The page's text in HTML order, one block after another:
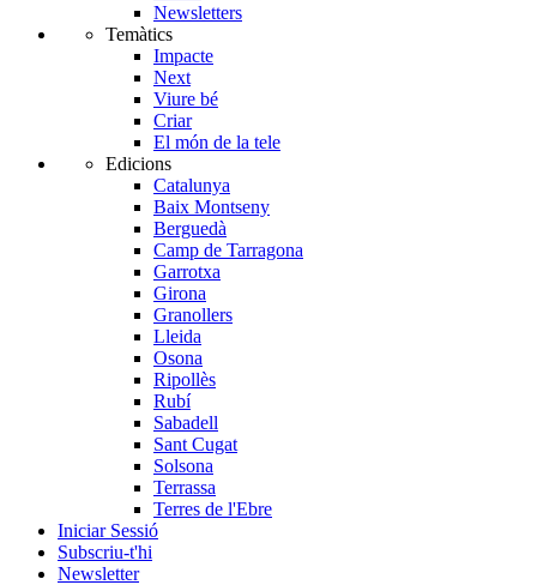
Newsletters
Temàtics
Impacte
Next
Viure bé
Criar
El món de la tele
Edicions
Catalunya
Baix Montseny
Berguedà
Camp de Tarragona
Garrotxa
Girona
Granollers
Lleida
Osona
Ripollès
Rubí
Sabadell
Sant Cugat
Solsona
Terrassa
Terres de l'Ebre
Iniciar Sessió
Subscriu-t'hi
Newsletter